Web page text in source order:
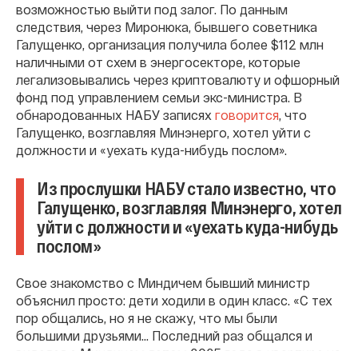
возможностью выйти под залог. По данным
следствия, через Миронюка, бывшего советника
Галущенко, организация получила более $112 млн
наличными от схем в энергосекторе, которые
легализовывались через криптовалюту и офшорный
фонд под управлением семьи экс-министра. В
обнародованных НАБУ записях говорится , что
Галущенко, возглавляя Минэнерго, хотел уйти с
должности и «уехать куда-нибудь послом».
Из прослушки НАБУ cтало известно, что
Галущенко, возглавляя Минэнерго, хотел
уйти с должности и «уехать куда-нибудь
послом»
Свое знакомство с Миндичем бывший министр
объяснил просто: дети ходили в один класс. «С тех
пор общались, но я не скажу, что мы были
большими друзьями... Последний раз общался и